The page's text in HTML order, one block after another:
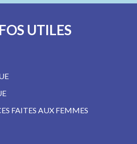
UTILES
FAITES AUX FEMMES